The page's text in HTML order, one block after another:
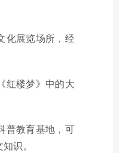
化展览场所，经
红楼梦》中的大
普教育基地，可
识。